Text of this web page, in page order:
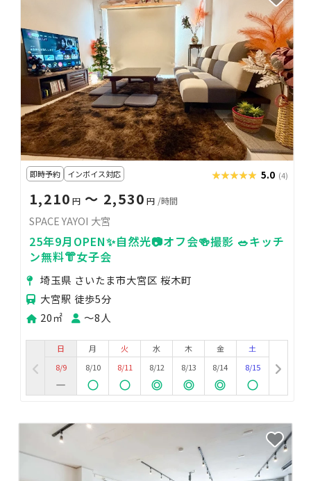
即時予約 インボイス対応 ★★★★★
★★★★★ 5.0 (4)
1,210 円〜 2,530 円 /時間
SPACE YAYOI 大宮
25年9月OPEN✨自然光📷オフ会🍻撮影 🥗キッチ
ン無料👘女子会
埼玉県 さいたま市大宮区 桜木町
大宮駅 徒歩5分
20㎡
〜8人
日
8/9
月
8/10
火
8/11
水
8/12
木
8/13
金
8/14
土
8/15